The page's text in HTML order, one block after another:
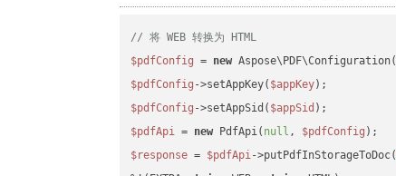
// 将 WEB 转换为 HTML
$pdfConfig = new
$pdfConfig ->setAppKey( $appKey
$pdfConfig ->setAppSid( $appSid
$pdfApi = new PdfApi( null , $pdfConfig
$response = $pdfApi->putPdfInStorageToDoc(